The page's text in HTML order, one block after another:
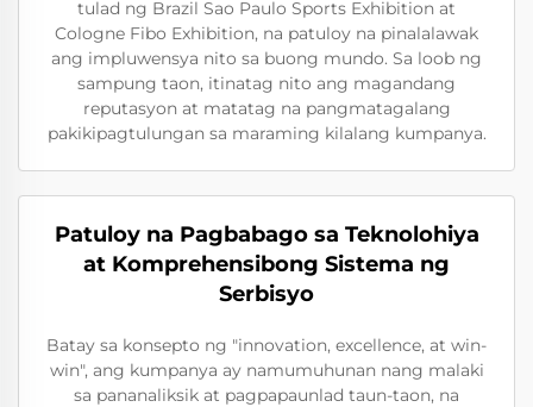
tulad ng Brazil Sao Paulo Sports Exhibition at
Cologne Fibo Exhibition, na patuloy na pinalalawak
ang impluwensya nito sa buong mundo. Sa loob ng
sampung taon, itinatag nito ang magandang
reputasyon at matatag na pangmatagalang
pakikipagtulungan sa maraming kilalang kumpanya.
Patuloy na Pagbabago sa Teknolohiya
at Komprehensibong Sistema ng
Serbisyo
Batay sa konsepto ng "innovation, excellence, at win-
win", ang kumpanya ay namumuhunan nang malaki
sa pananaliksik at pagpapaunlad taun-taon, na